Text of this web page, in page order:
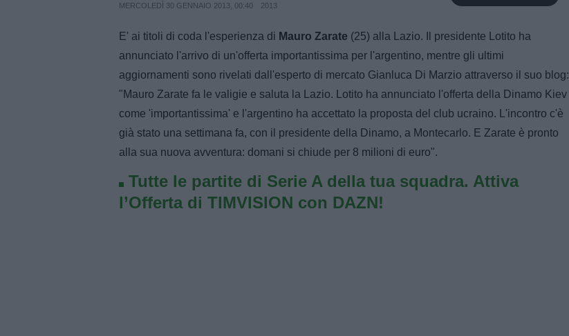
MERCOLEDÌ 30 GENNAIO 2013, 00:40 2013
E' ai titoli di coda l'esperienza di Mauro Zarate (25) alla Lazio. Il presidente Lotito ha
annunciato l'arrivo di un'offerta importantissima per l'argentino, mentre gli ultimi
aggiornamenti sono rivelati dall'esperto di mercato Gianluca Di Marzio attraverso il suo blog:
"Mauro Zarate fa le valigie e saluta la Lazio. Lotito ha annunciato l'offerta della Dinamo Kiev
come 'importantissima' e l'argentino ha accettato la proposta del club ucraino. L'incontro c'è
già stato una settimana fa, con il presidente della Dinamo, a Montecarlo. E Zarate è pronto
alla sua nuova avventura: domani si chiude per 8 milioni di euro".
Tutte le partite di Serie A della tua squadra. Attiva
l’Offerta di TIMVISION con DAZN!